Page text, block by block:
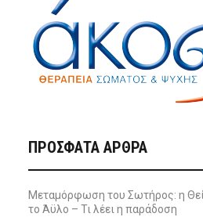
ΠΡΌΣΦΑΤΑ ΆΡΘΡΑ
Μεταμόρφωση του Σωτήρος: η
το Άϋλο – Τι λέει η παράδοση